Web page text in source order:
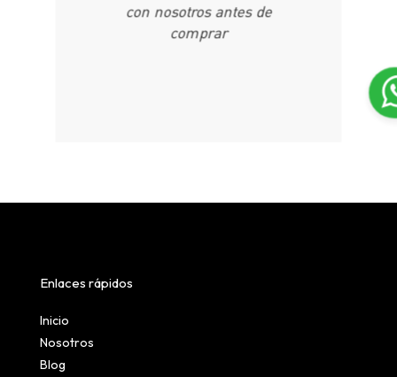
con nosotros antes de
comprar
Enlaces rápidos
Inicio
Nosotros
Blog